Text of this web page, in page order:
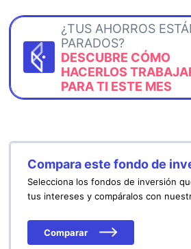
¿TUS AHORROS
PARADOS?
DESCUBRE CÓMO
HACERLOS
PARA TI ESTE MES
Compara este fondo de
Selecciona los fondos de inversión
tus intereses y compáralos con
Comparar